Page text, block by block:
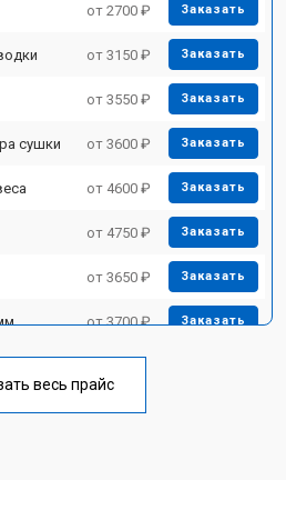
от 2700 ₽ Заказать
от 3150 ₽ Заказать
от 3550 ₽ Заказать
сушки от 3600 ₽ Заказать
от 4600 ₽ Заказать
от 4750 ₽ Заказать
от 3650 ₽ Заказать
от 3700 ₽ Заказать
от 2800 ₽
весь прайс